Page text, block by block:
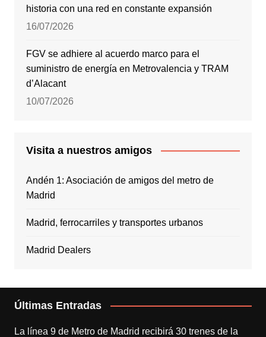
historia con una red en constante expansión
16/07/2026
FGV se adhiere al acuerdo marco para el
suministro de energía en Metrovalencia y TRAM
d’Alacant
10/07/2026
Visita a nuestros amigos
Andén 1: Asociación de amigos del metro de
Madrid
Madrid, ferrocarriles y transportes urbanos
Madrid Dealers
Últimas Entradas
La línea 9 de Metro de Madrid recibirá 30 trenes de la